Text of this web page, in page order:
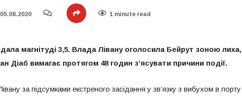
05.08.2020 1 minute read
магнітуді 3,5. Влада Лівану оголосила Бейрут зоною лиха,
Діаб вимагає протягом 48 годин з’ясувати причини події.
за підсумками екстреного засідання у зв’язку з вибухом в порту